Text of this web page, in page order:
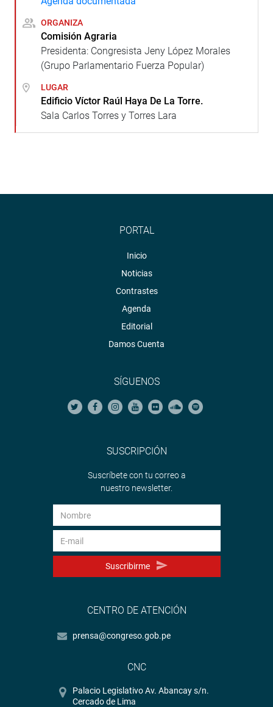
ORGANIZA
Comisión Agraria
Presidenta: Congresista Jeny López Morales
(Grupo Parlamentario Fuerza Popular)
LUGAR
Edificio Víctor Raúl Haya De La Torre.
Sala Carlos Torres y Torres Lara
PORTAL
Inicio
Noticias
Contrastes
Agenda
Editorial
Damos Cuenta
SÍGUENOS
SUSCRIPCIÓN
Suscríbete con tu correo a
nuestro newsletter.
Suscribirme
CENTRO DE ATENCIÓN
prensa@congreso.gob.pe
CNC
Palacio Legislativo Av. Abancay s/n.
Cercado de Lima